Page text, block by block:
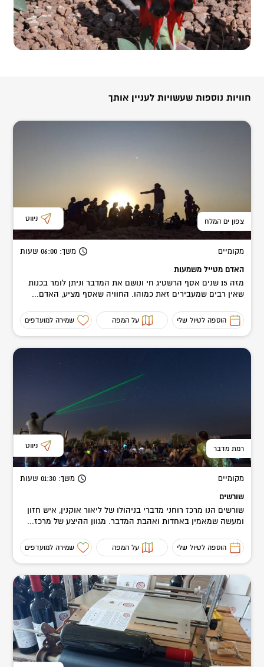
לתיאום –052-4498200
חוויות נוספות שעשויות לעניין אותך
צפון ים המלח ניווט
מקומיים משך: 06:00 שעות
האדם מטייל משמעות
מזה 15 שנים אסף הרשטיג חי ונושם את המדבר וניתן לומר בכנות
שאין רבים שמעבירים זאת כמוהו. החוויה שאסף מציע, האדם...
הוספה לטיול שלי על המפה שמירה למועדפים
רמת מדבר ניווט
מקומיים משך: 01:30 שעות
שורשים
שורשים הנו מרכז רוחני מדברי בניהולו של ליאור אוקנין, איש חזון
ומעשה שמאמין באחדות ואהבת המדבר. מגוון ההיצע של מרכז...
הוספה לטיול שלי על המפה שמירה למועדפים